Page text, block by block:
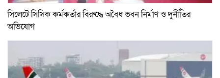
সিলেটে সিসিক কর্মকর্তার বিরুদ্ধে অবৈধ ভবন নির্মাণ ও দুর্নীতির
অভিযোগ